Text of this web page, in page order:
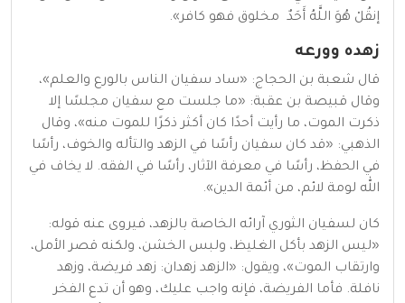
إنقُلْ هُوَ اللَّهُ أَحَدٌ مخلوق فهو كافر».
زهده وورعه
قال شعبة بن الحجاج: «ساد سفيان الناس بالورع والعلم»،
وقال قبيصة بن عقبة: «ما جلست مع سفيان مجلسًا إلا
ذكرت الموت، ما رأيت أحدًا كان أكثر ذكرًا للموت منه»، وقال
الذهبي: «قد كان سفيان رأسًا في الزهد والتأله والخوف، رأسًا
في الحفظ، رأسًا في معرفة الآثار، رأسًا في الفقه. لا يخاف في
الله لومة لائم، من أئمة الدين».
كان لسفيان الثوري آرائه الخاصة بالزهد، فيروى عنه قوله:
«ليس الزهد بأكل الغليظ، ولبس الخشن، ولكنه قصر الأمل،
وارتقاب الموت»، ويقول: «الزهد زهدان: زهد فريضة، وزهد
نافلة. فأما الفريضة، فإنه واجب عليك، وهو أن تدع الفخر